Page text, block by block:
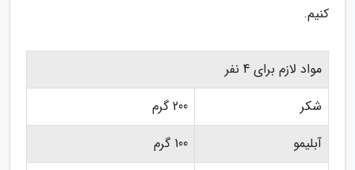
کنیم.
مواد لازم برای 4 نفر
شکر
200 گرم
آبلیمو
100 گرم